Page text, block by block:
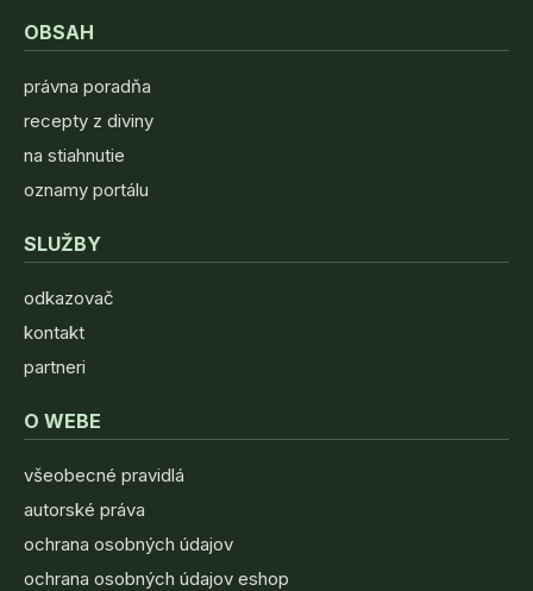
OBSAH
právna poradňa
recepty z diviny
na stiahnutie
oznamy portálu
SLUŽBY
odkazovač
kontakt
partneri
O WEBE
všeobecné pravidlá
autorské práva
ochrana osobných údajov
ochrana osobných údajov eshop